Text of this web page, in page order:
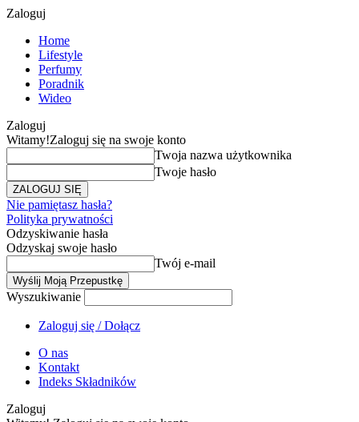
Zaloguj
Home
Lifestyle
Perfumy
Poradnik
Wideo
Zaloguj
Witamy!Zaloguj się na swoje konto
Twoja nazwa użytkownika
Twoje hasło
Nie pamiętasz hasła?
Polityka prywatności
Odzyskiwanie hasła
Odzyskaj swoje hasło
Twój e-mail
Wyszukiwanie
Zaloguj się / Dołącz
O nas
Kontakt
Indeks Składników
Zaloguj